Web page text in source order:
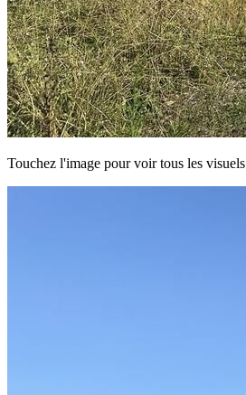
Touchez l'image pour voir tous les visuels